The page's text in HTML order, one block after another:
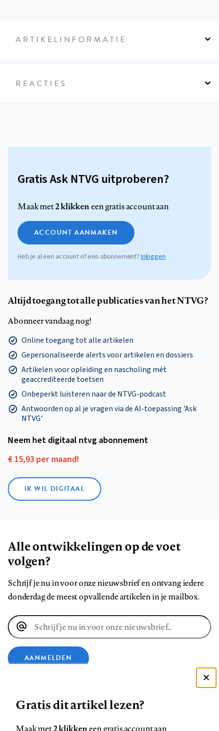
ARTIKELINFORMATIE
REACTIES
Gratis Ask NTVG uitproberen?
Maak met2 klikkeneen gratis account aan
ACCOUNT AANMAKEN
Heb je al een account of een abonnement?Inloggen
Altijd toegang tot alle publicaties van het NTVG?
Abonneer vandaag nog!
Online toegang tot alle artikelen
Gepersonaliseerde alerts voor artikelen en dossiers
Artikelen voor opleiding en nascholing mét
geaccrediteerde toetsen
Onbeperkt luisteren naar de NTVG-podcast
Antwoorden op al je vragen via de AI-toepassing 'Ask
NTVG'
Neem het digitaal ntvg abonnement
€ 15,93 per maand!
IK WIL DIGITAAL
Alle ontwikkelingen op de voet
volgen?
Schrijf je nu in voor onze nieuwsbrief en ontvang iedere
donderdag de meest opvallende artikelen in je mailbox.
E-
mailadres
AANMELDEN
Zie onze cookie policy
Gratis dit artikel lezen?
Maak met2 klikkeneen gratis account aan